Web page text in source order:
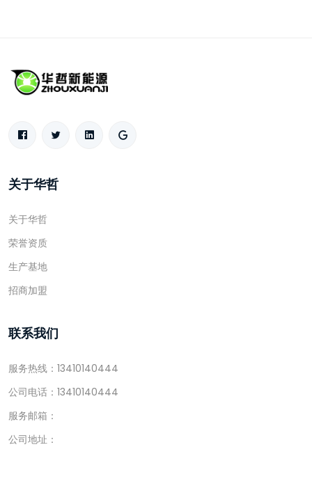
关于华哲
关于华哲
荣誉资质
生产基地
招商加盟
联系我们
服务热线：13410140444
公司电话：13410140444
服务邮箱：
公司地址：